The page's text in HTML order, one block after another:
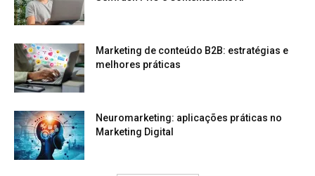
Marketing de conteúdo B2B: estratégias e
melhores práticas
Neuromarketing: aplicações práticas no
Marketing Digital